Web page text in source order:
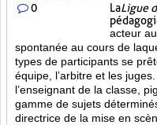
0 LaLigue
acteur
spontanée au cours de
types de participants se
équipe, l’arbitre et les
l’enseignant de la classe,
gamme de sujets
directrice de la mise en